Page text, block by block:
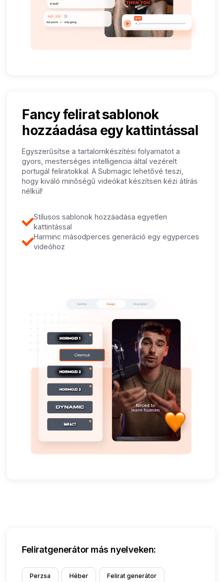
Fancy felirat sablonok
hozzáadása egy kattintással
Egyszerűsítse a tartalomkészítési folyamatot a
gyors, mesterséges intelligencia által vezérelt
portugál feliratokkal. A Submagic lehetővé teszi,
hogy kiváló minőségű videókat készítsen kézi átírás
nélkül!
Stílusos sablonok hozzáadása egyetlen
kattintással
Harminc másodperces generáció egy egyperces
videóhoz
Feliratgenerátor más nyelveken:
Perzsa Héber Felirat generátor